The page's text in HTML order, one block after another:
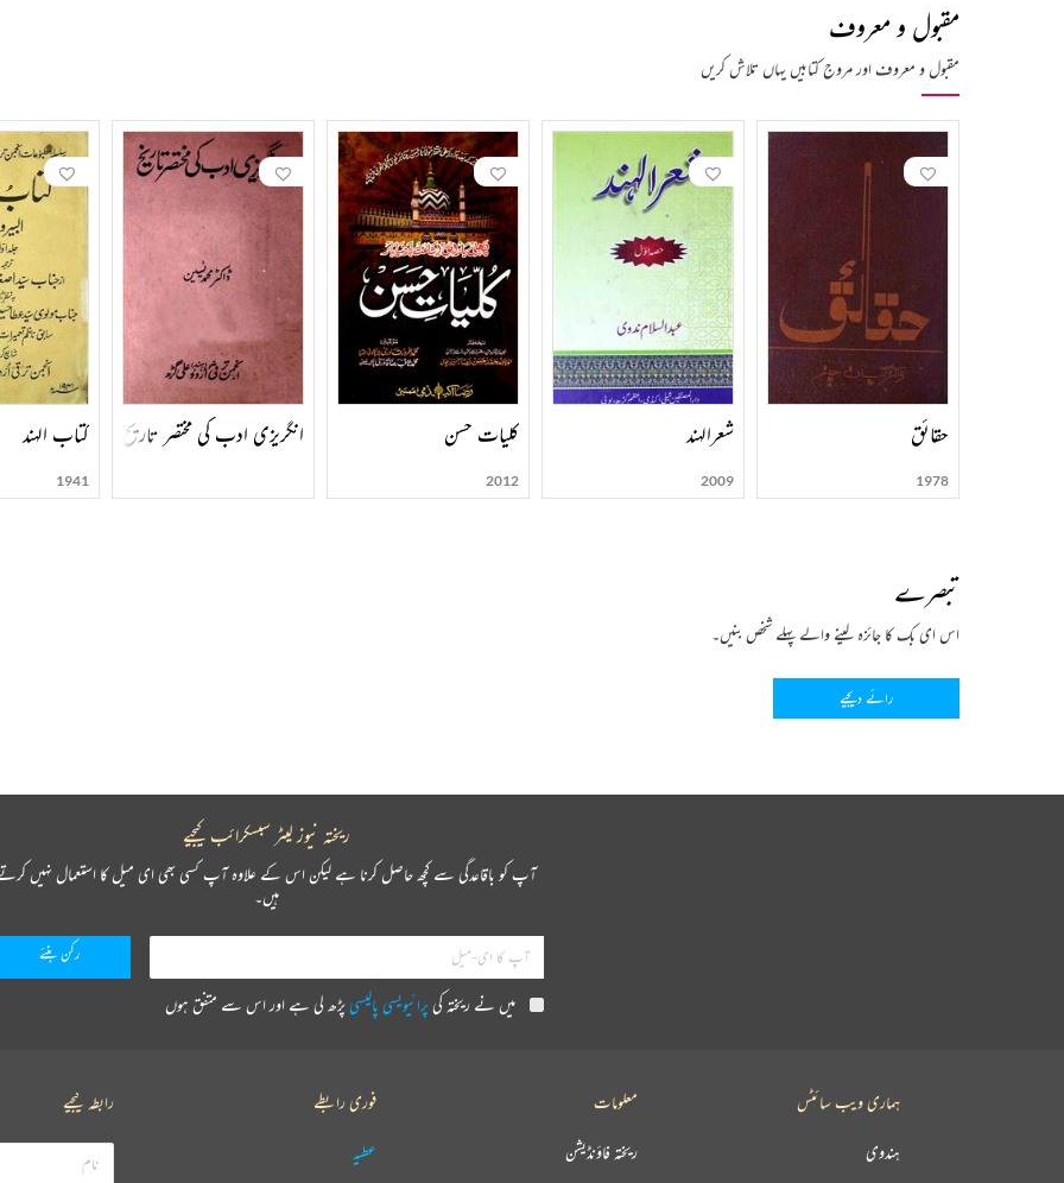
مقبول و معروف
مقبول و معروف اور مروج کتابیں یہاں تلاش کریں
حقائق
1978
شعرالہند
2009
کلیات حسن
2012
انگریزی ادب کی مختصر تاریخ کتاب الہند
1941
تبصرے
اس ای بک کا جائزہ لینے والے پہلے شخص بنیں۔
رائے دیجیے
ریختہ نیوز لیٹر سبسکرائب کیجیے
آپ کو باقاعدگی سے کچھ حاصل کرنا ہے لیکن اس کے علاوہ آپ کسی بھی ای میل کا استعمال نہیں
ہیں۔
میں نے ریختہ کیپرائیویسی پالیسیپڑھ لی ہے اور اس سے متفق ہوں
فوری رابطے
عطیہ
معلومات
ریختہ فاؤنڈیشن
ہماری ویب سائٹس
ہندوی
رابطہ کیجیے